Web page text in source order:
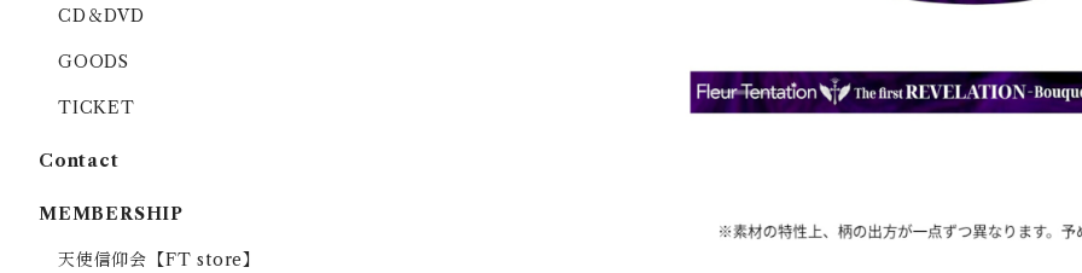
CD＆DVD
GOODS
TICKET
Contact
MEMBERSHIP
天使信仰会【FT store】